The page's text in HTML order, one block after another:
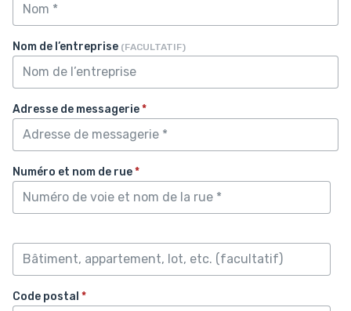
Nom de l’entreprise (FACULTATIF)
Adresse de messagerie*
Numéro et nom de rue*
Code postal *